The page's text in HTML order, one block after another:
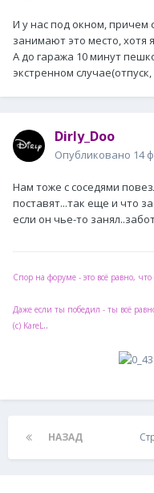
И у нас под окном, причем
занимают это место, хотя
А до гаража 10 минут
экстренном
Dirly_Doo
Опубликовано 14
Нам тоже с соседями
поставят...так еще и что
если он чье-то
Спор на форуме - это всё равно,
Даже если ты победил - ты всё
(с) KareL ..
НАЗАД